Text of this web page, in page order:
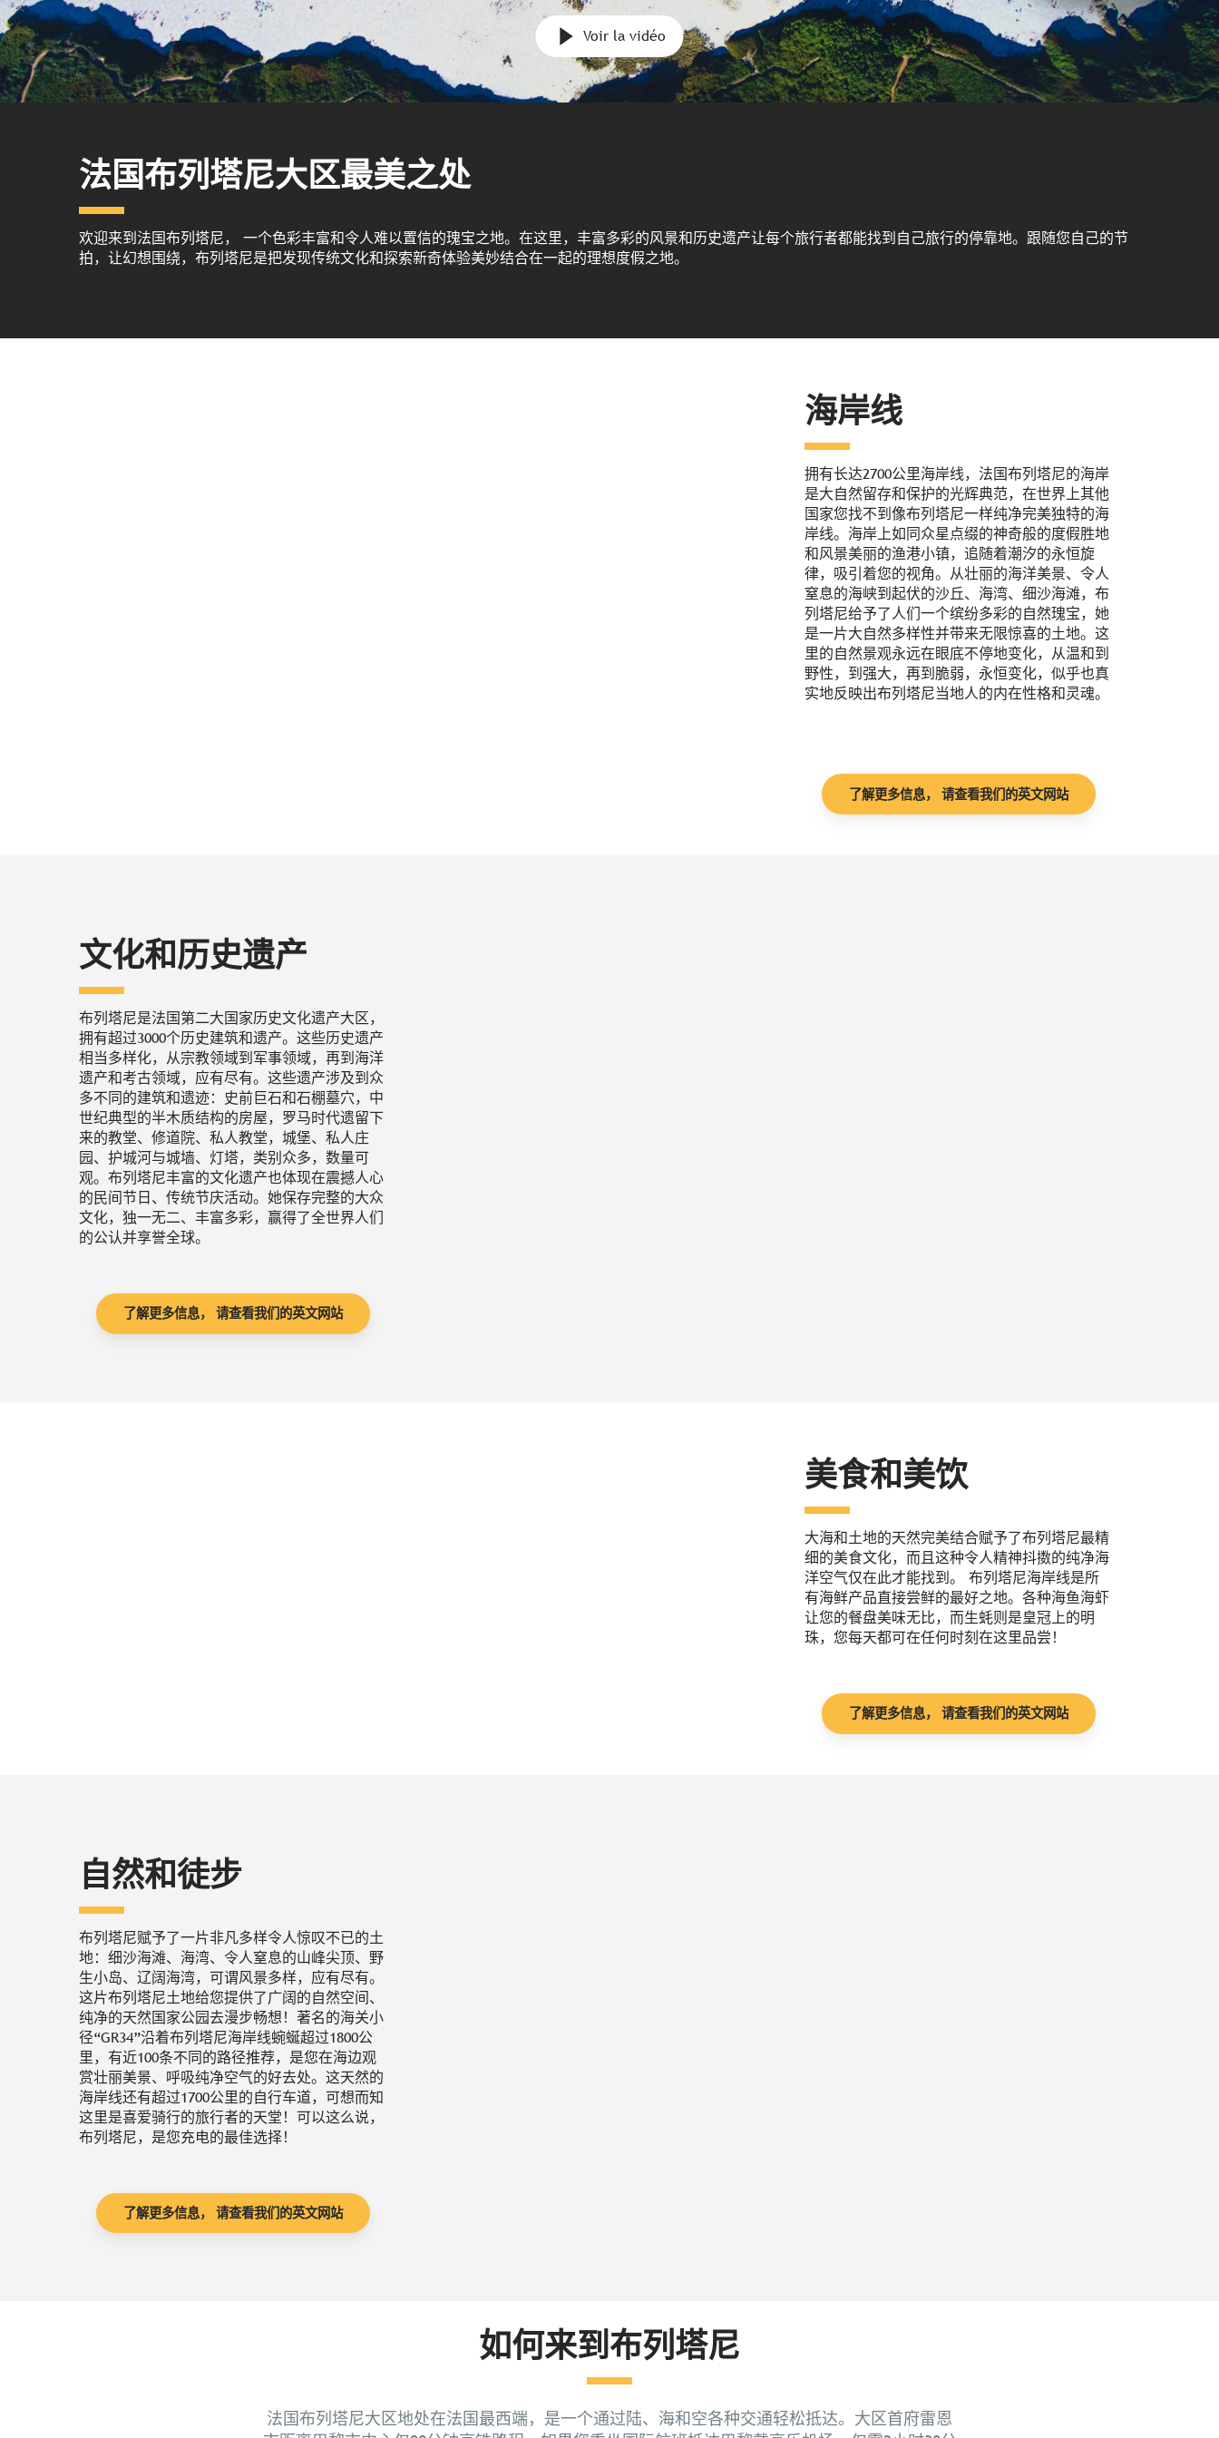
Voir la vidéo
法国布列塔尼大区最美之处
欢迎来到法国布列塔尼， 一个色彩丰富和令人难以置信的瑰宝之地。在这里，丰富多彩的风景和历史遗产让每个旅行者都能找到自己旅行的停靠地。跟随您自己的节
拍，让幻想围绕，布列塔尼是把发现传统文化和探索新奇体验美妙结合在一起的理想度假之地。
海岸线
拥有长达2700公里海岸线，法国布列塔尼的海岸
是大自然留存和保护的光辉典范，在世界上其他
国家您找不到像布列塔尼一样纯净完美独特的海
岸线。海岸上如同众星点缀的神奇般的度假胜地
和风景美丽的渔港小镇，追随着潮汐的永恒旋
律，吸引着您的视角。从壮丽的海洋美景、令人
窒息的海峡到起伏的沙丘、海湾、细沙海滩，布
列塔尼给予了人们一个缤纷多彩的自然瑰宝，她
是一片大自然多样性并带来无限惊喜的土地。这
里的自然景观永远在眼底不停地变化，从温和到
野性，到强大，再到脆弱，永恒变化，似乎也真
实地反映出布列塔尼当地人的内在性格和灵魂。
了解更多信息， 请查看我们的英文网站
文化和历史遗产
布列塔尼是法国第二大国家历史文化遗产大区，
拥有超过3000个历史建筑和遗产。这些历史遗产
相当多样化，从宗教领域到军事领域，再到海洋
遗产和考古领域，应有尽有。这些遗产涉及到众
多不同的建筑和遗迹：史前巨石和石棚墓穴，中
世纪典型的半木质结构的房屋，罗马时代遗留下
来的教堂、修道院、私人教堂，城堡、私人庄
园、护城河与城墙、灯塔，类别众多，数量可
观。布列塔尼丰富的文化遗产也体现在震撼人心
的民间节日、传统节庆活动。她保存完整的大众
文化，独一无二、丰富多彩，赢得了全世界人们
的公认并享誉全球。
了解更多信息， 请查看我们的英文网站
美食和美饮
大海和土地的天然完美结合赋予了布列塔尼最精
细的美食文化，而且这种令人精神抖擞的纯净海
洋空气仅在此才能找到。 布列塔尼海岸线是所
有海鲜产品直接尝鲜的最好之地。各种海鱼海虾
让您的餐盘美味无比，而生蚝则是皇冠上的明
珠，您每天都可在任何时刻在这里品尝！
了解更多信息， 请查看我们的英文网站
自然和徒步
布列塔尼赋予了一片非凡多样令人惊叹不已的土
地：细沙海滩、海湾、令人窒息的山峰尖顶、野
生小岛、辽阔海湾，可谓风景多样，应有尽有。
这片布列塔尼土地给您提供了广阔的自然空间、
纯净的天然国家公园去漫步畅想！著名的海关小
径“GR34”沿着布列塔尼海岸线蜿蜒超过1800公
里，有近100条不同的路径推荐，是您在海边观
赏壮丽美景、呼吸纯净空气的好去处。这天然的
海岸线还有超过1700公里的自行车道，可想而知
这里是喜爱骑行的旅行者的天堂！可以这么说，
布列塔尼，是您充电的最佳选择！
了解更多信息， 请查看我们的英文网站
如何来到布列塔尼
法国布列塔尼大区地处在法国最西端，是一个通过陆、海和空各种交通轻松抵达。大区首府雷恩